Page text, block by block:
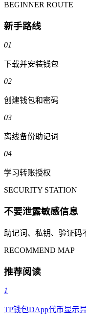
BEGINNER ROUTE
新手路线
01
下载并安装钱包
02
创建钱包和密码
03
离线备份助记词
04
学习转账授权
SECURITY STATION
不要泄露敏感信息
助记词、私钥、验证码
RECOMMEND MAP
推荐阅读
1
TP钱包DApp代币显示